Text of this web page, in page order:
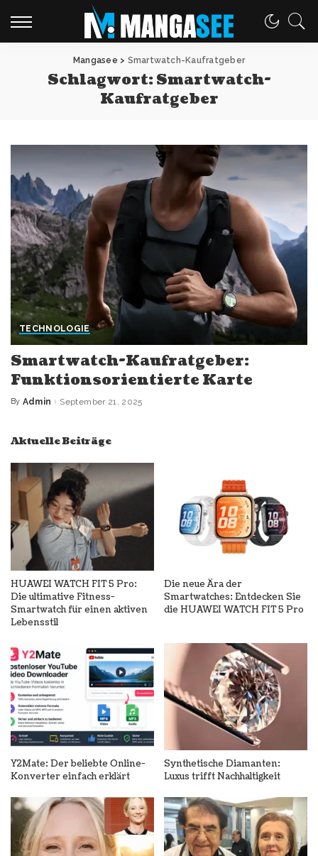
Mangasee > Smartwatch-Kaufratgeber
Schlagwort:Smartwatch-
Kaufratgeber
TECHNOLOGIE
Smartwatch-Kaufratgeber:
Funktionsorientierte Karte
Posted
By Admin September 21, 2025
Aktuelle Beiträge
HUAWEI WATCH FIT 5 Pro:
Die ultimative Fitness-
Smartwatch für einen aktiven
Lebensstil
Die neue Ära der
Smartwatches: Entdecken Sie
die HUAWEI WATCH FIT 5 Pro
Y2Mate: Der beliebte Online-
Konverter einfach erklärt
Synthetische Diamanten:
Luxus trifft Nachhaltigkeit